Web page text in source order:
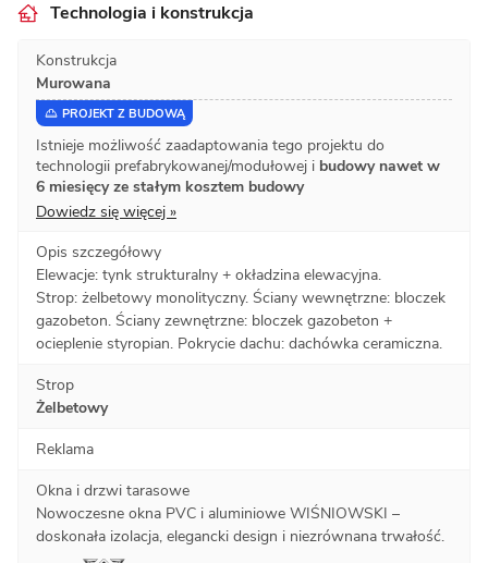
Technologia i konstrukcja
Konstrukcja
Murowana
PROJEKT Z BUDOWĄ
Istnieje możliwość zaadaptowania tego projektu do
technologii prefabrykowanej/modułowej i budowy nawet w
6 miesięcy ze stałym kosztem budowy
Dowiedz się więcej »
Opis szczegółowy
Elewacje: tynk strukturalny + okładzina elewacyjna.
Strop: żelbetowy monolityczny. Ściany wewnętrzne: bloczek
gazobeton. Ściany zewnętrzne: bloczek gazobeton +
ocieplenie styropian. Pokrycie dachu: dachówka ceramiczna.
Strop
Żelbetowy
Reklama
Okna i drzwi tarasowe
Nowoczesne okna PVC i aluminiowe WIŚNIOWSKI –
doskonała izolacja, elegancki design i niezrównana trwałość.